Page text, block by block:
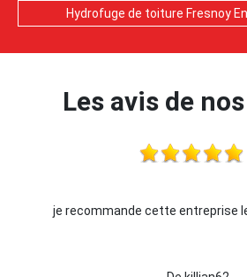
Hydrofuge de toiture Fresnoy
Les avis de
Je